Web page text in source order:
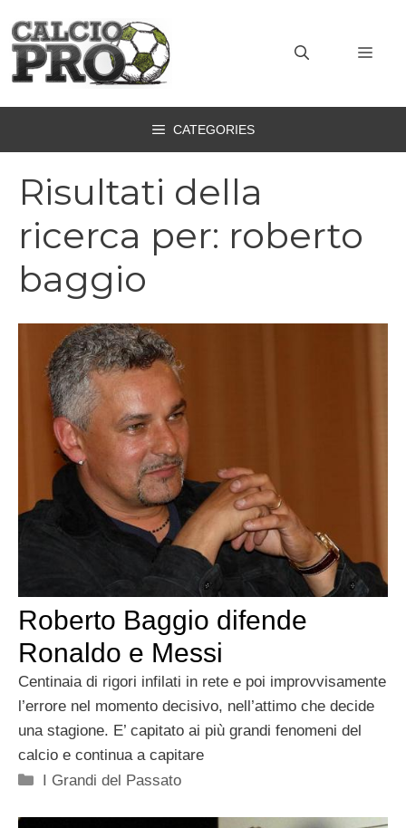
contenuto
CATEGORIES
Risultati della
ricerca per: roberto
baggio
Roberto Baggio difende
Ronaldo e Messi
Centinaia di rigori infilati in rete e poi improvvisamente
l’errore nel momento decisivo, nell’attimo che decide
una stagione. E’ capitato ai più grandi fenomeni del
calcio e continua a capitare
Categorie
I Grandi del Passato